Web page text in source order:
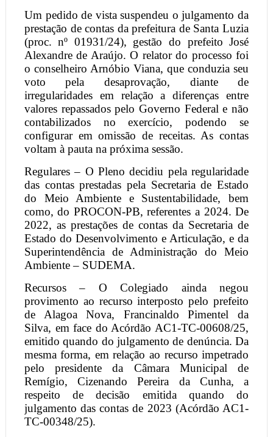
Um pedido de vista suspendeu o julgamento da
prestação de contas da prefeitura de Santa Luzia
(proc. nº 01931/24), gestão do prefeito José
Alexandre de Araújo. O relator do processo foi
o conselheiro Arnóbio Viana, que conduzia seu
voto pela desaprovação, diante de
irregularidades em relação a diferenças entre
valores repassados pelo Governo Federal e não
contabilizados no exercício, podendo se
configurar em omissão de receitas. As contas
voltam à pauta na próxima sessão.
Regulares – O Pleno decidiu pela regularidade
das contas prestadas pela Secretaria de Estado
do Meio Ambiente e Sustentabilidade, bem
como, do PROCON-PB, referentes a 2024. De
2022, as prestações de contas da Secretaria de
Estado do Desenvolvimento e Articulação, e da
Superintendência de Administração do Meio
Ambiente – SUDEMA.
Recursos – O Colegiado ainda negou
provimento ao recurso interposto pelo prefeito
de Alagoa Nova, Francinaldo Pimentel da
Silva, em face do Acórdão AC1-TC-00608/25,
emitido quando do julgamento de denúncia. Da
mesma forma, em relação ao recurso impetrado
pelo presidente da Câmara Municipal de
Remígio, Cizenando Pereira da Cunha, a
respeito de decisão emitida quando do
julgamento das contas de 2023 (Acórdão AC1-
TC-00348/25).